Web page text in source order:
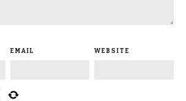
EMAIL WEBSITE